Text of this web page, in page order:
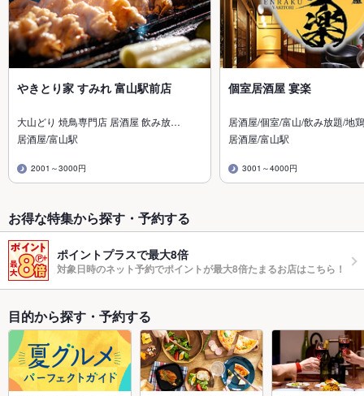
やきとり家 すみれ 富山駅前店
大山どり 焼鳥専門店 居酒屋 飲み放…
居酒屋/富山駅
2001～3000円
個室居酒屋 宴楽
居酒屋/個室/富山/飲み放題/地
居酒屋/富山駅
3001～4000円
お得な特集から探す・予約する
ポイントプラスで最大8倍
対象日時のネット予約でポイントが最大8倍たまるお店はこちら！
目的から探す・予約する